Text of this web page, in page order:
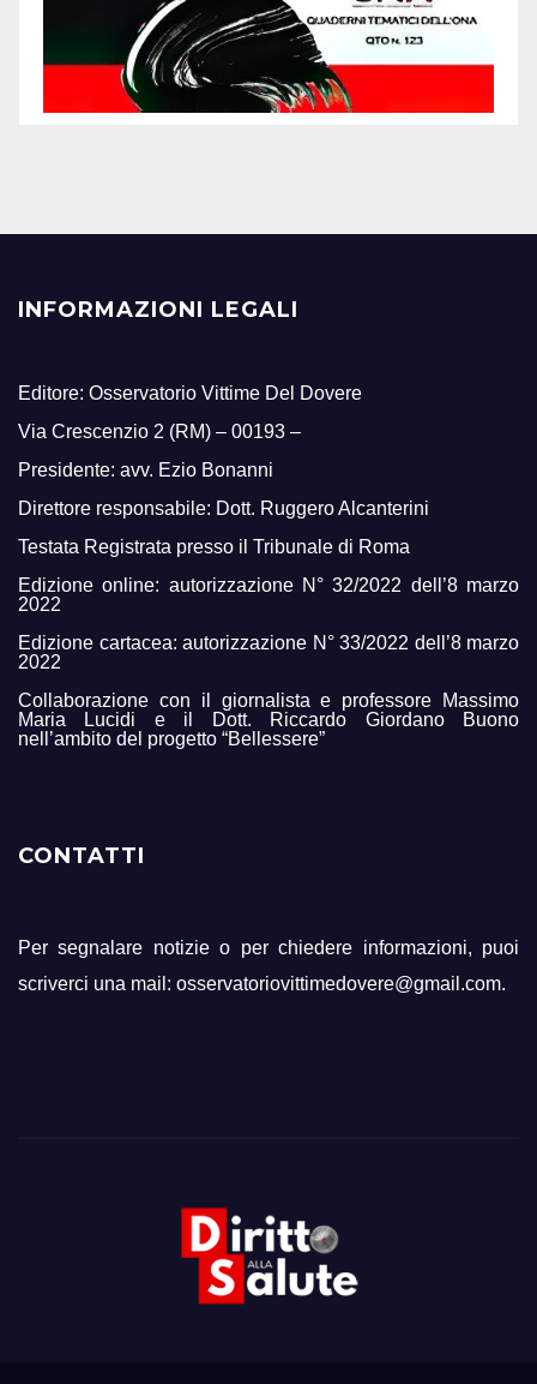
INFORMAZIONI LEGALI
Editore: Osservatorio Vittime Del Dovere
Via Crescenzio 2 (RM) – 00193 –
Presidente: avv. Ezio Bonanni
Direttore responsabile: Dott. Ruggero Alcanterini
Testata Registrata presso il Tribunale di Roma
Edizione online: autorizzazione N° 32/2022 dell’8 marzo
2022
Edizione cartacea: autorizzazione N° 33/2022 dell’8 marzo
2022
Collaborazione con il giornalista e professore Massimo
Maria Lucidi e il Dott. Riccardo Giordano Buono
nell’ambito del progetto “Bellessere”
CONTATTI
Per segnalare notizie o per chiedere informazioni, puoi
scriverci una mail: osservatoriovittimedovere@gmail.com.